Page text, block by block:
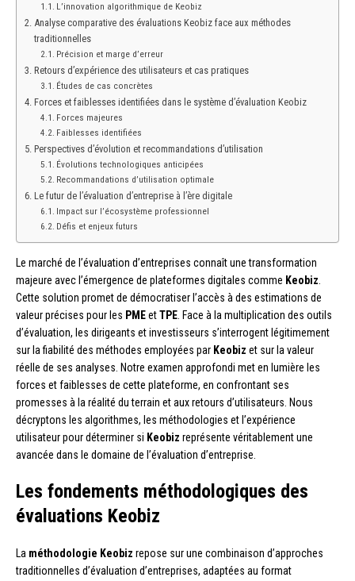
L’innovation algorithmique de Keobiz
Analyse comparative des évaluations Keobiz face aux méthodes
traditionnelles
Précision et marge d’erreur
Retours d’expérience des utilisateurs et cas pratiques
Études de cas concrètes
Forces et faiblesses identifiées dans le système d’évaluation Keobiz
Forces majeures
Faiblesses identifiées
Perspectives d’évolution et recommandations d’utilisation
Évolutions technologiques anticipées
Recommandations d’utilisation optimale
Le futur de l’évaluation d’entreprise à l’ère digitale
Impact sur l’écosystème professionnel
Défis et enjeux futurs
Le marché de l’évaluation d’entreprises connaît une transformation
majeure avec l’émergence de plateformes digitales comme Keobiz
Cette solution promet de démocratiser l’accès à des estimations de
valeur précises pour les PMEetTPE . Face à la multiplication des outils
d’évaluation, les dirigeants et investisseurs s’interrogent légitimement
sur la fiabilité des méthodes employées par Keobiz et sur la valeur
réelle de ses analyses. Notre examen approfondi met en lumière les
forces et faiblesses de cette plateforme, en confrontant ses
promesses à la réalité du terrain et aux retours d’utilisateurs. Nous
décryptons les algorithmes, les méthodologies et l’expérience
utilisateur pour déterminer si Keobiz représente véritablement une
avancée dans le domaine de l’évaluation d’entreprise.
Les fondements méthodologiques des
évaluations Keobiz
La méthodologie Keobiz repose sur une combinaison d’approches
traditionnelles d’évaluation d’entreprises, adaptées au format